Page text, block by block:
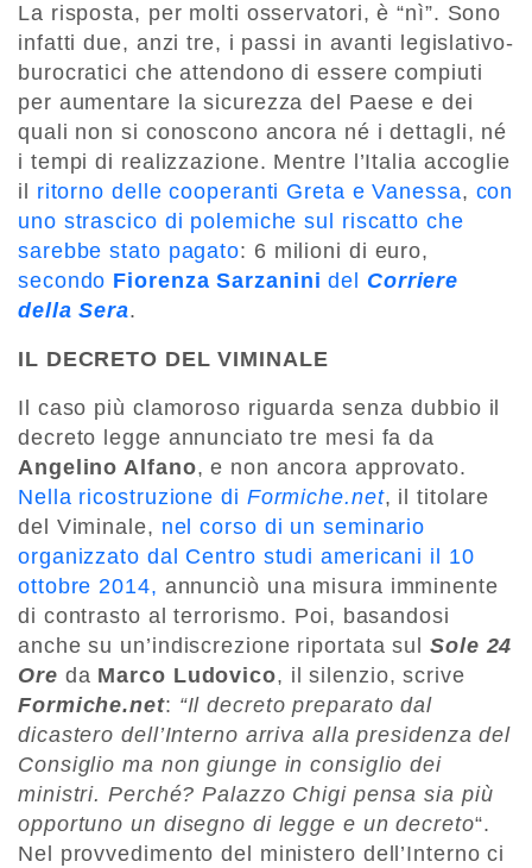
La risposta, per molti osservatori, è “nì”. Sono
infatti due, anzi tre, i passi in avanti legislativo-
burocratici che attendono di essere compiuti
per aumentare la sicurezza del Paese e dei
quali non si conoscono ancora né i dettagli, né
i tempi di realizzazione. Mentre l’Italia accoglie
il ritorno delle cooperanti Greta e Vanessa, con
uno strascico di polemiche sul riscatto che
sarebbe stato pagato: 6 milioni di euro,
secondo Fiorenza Sarzanini del Corriere
della Sera.
IL DECRETO DEL VIMINALE
Il caso più clamoroso riguarda senza dubbio il
decreto legge annunciato tre mesi fa da
Angelino Alfano, e non ancora approvato.
Nella ricostruzione di Formiche.net, il titolare
del Viminale, nel corso di un seminario
organizzato dal Centro studi americani il 10
ottobre 2014, annunciò una misura imminente
di contrasto al terrorismo. Poi, basandosi
anche su un’indiscrezione riportata sul Sole 24
Ore da Marco Ludovico, il silenzio, scrive
Formiche.net: “Il decreto preparato dal
dicastero dell’Interno arriva alla presidenza del
Consiglio ma non giunge in consiglio dei
ministri. Perché? Palazzo Chigi pensa sia più
opportuno un disegno di legge e un decreto“.
Nel provvedimento del ministero dell’Interno ci